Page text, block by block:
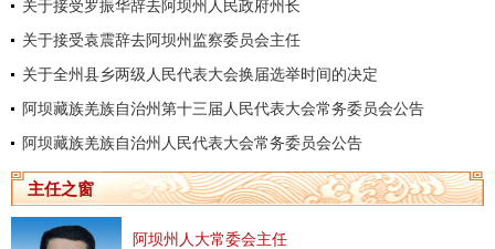
关于接受罗振华辞去阿坝州人民政府州长
关于接受袁震辞去阿坝州监察委员会主任
关于全州县乡两级人民代表大会换届选举时间的决定
阿坝藏族羌族自治州第十三届人民代表大会常务委员会公告
阿坝藏族羌族自治州人民代表大会常务委员会公告
主任之窗
阿坝州人大常委会主任